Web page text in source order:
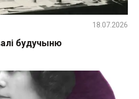
будучыню
18.07.2026